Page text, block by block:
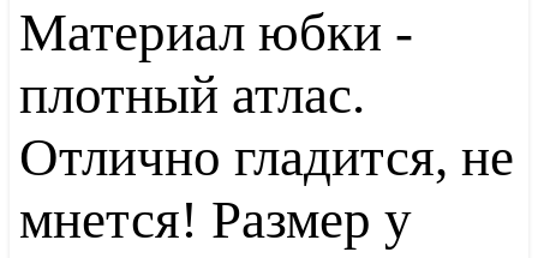
Материал юбки -
плотный атлас.
Отлично гладится, не
мнется! Размер у